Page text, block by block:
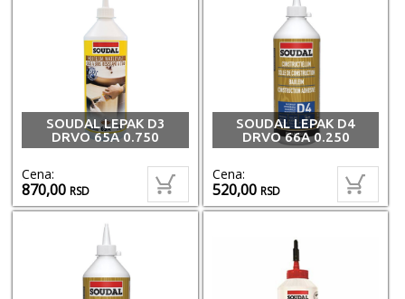
SOUDAL LEPAK D3
DRVO 65A 0.750
Cena:
870,00RSD
SOUDAL LEPAK D4
DRVO 66A 0.250
Cena:
520,00RSD